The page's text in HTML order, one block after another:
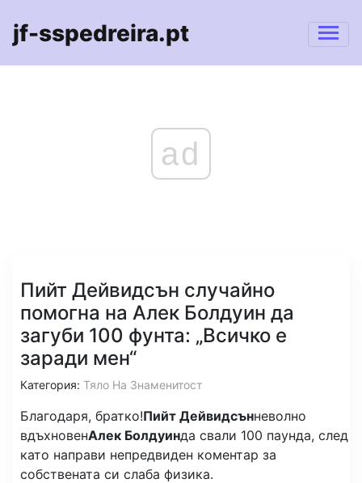
jf-sspedreira.pt
ad
Пийт Дейвидсън случайно
помогна на Алек Болдуин да
загуби 100 фунта: „Всичко е
заради мен“
Категория: Тяло На Знаменитост
Благодаря, братко!Пийт Дейвидсънневолно
вдъхновенАлек Болдуинда свали 100 паунда, след
като направи непредвиден коментар за
собствената си слаба физика.